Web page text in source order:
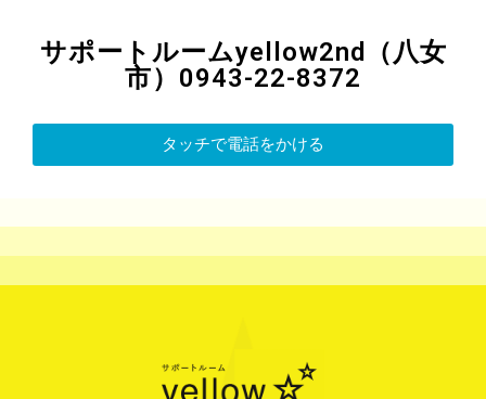
サポートルームyellow2nd（八女
市）0943-22-8372
タッチで電話をかける